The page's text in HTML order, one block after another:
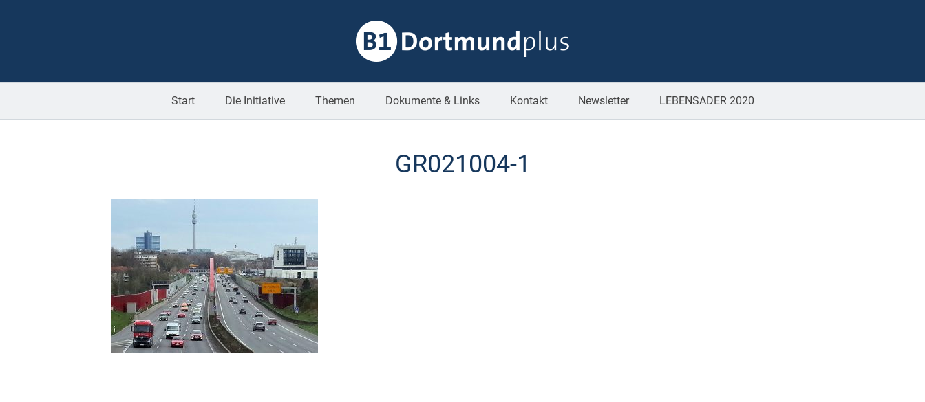
Start Die Initiative Themen Dokumente & Links Kontakt Newsletter LEBENSADER 2020
GR021004-1